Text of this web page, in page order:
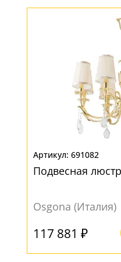
691082
Подвесная
Osgona (Италия)
117 881 ₽